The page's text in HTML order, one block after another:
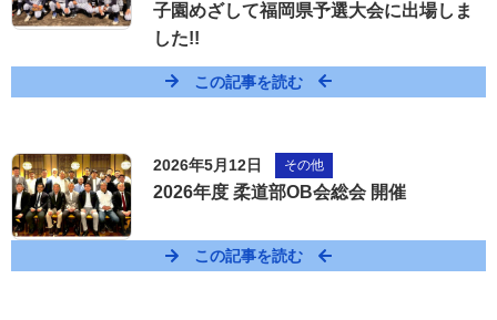
子園めざして福岡県予選大会に出場しま
した!!
この記事を読む
2026年5月12日 その他
2026年度 柔道部OB会総会 開催
この記事を読む